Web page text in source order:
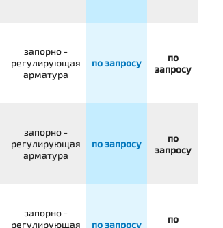
запорно -
регулирующая
арматура
по запросу
по
запросу
запорно -
регулирующая
арматура
по запросу
по
запросу
запорно -
регулирующая
по запросу
по